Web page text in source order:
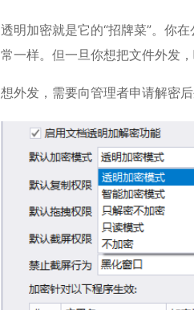
透明加密就是它的“招牌菜”。你
常一样。但一旦你想把文件外发
想外发，需要向管理者申请解密